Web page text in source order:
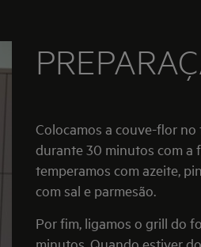
Colocamos a couve-flor
durante 30 minutos com a
temperamos com azeite,
com sal e parmesão.
Por fim, ligamos o grill do
minutos. Quando estiver